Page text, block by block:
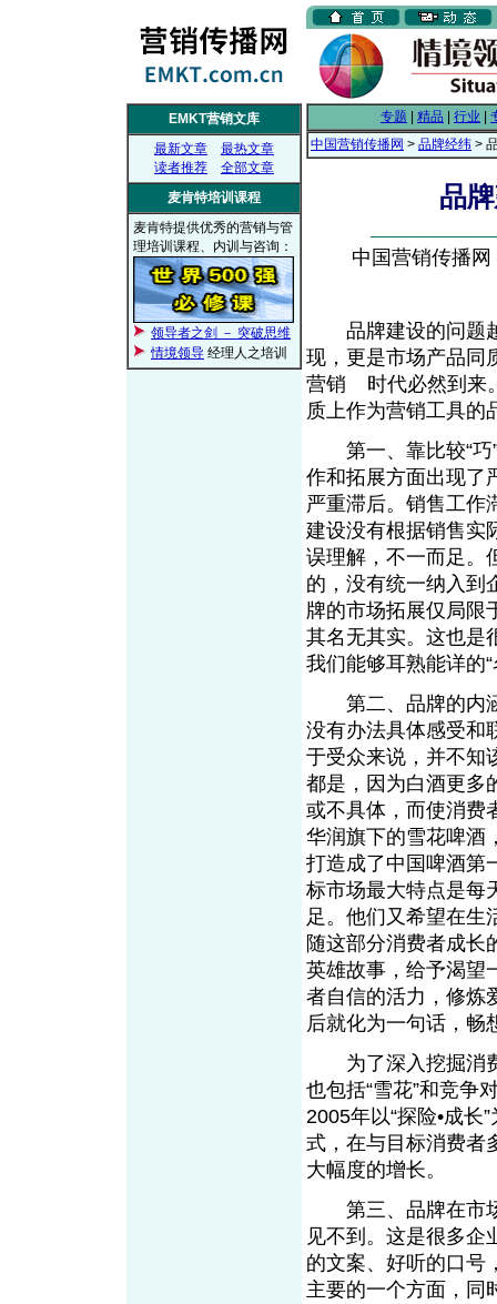
EMKT营销文库
最新文章
最热文章
读者推荐
全部文章
麦肯特培训课程
麦肯特提供优秀的营销与管
理培训课程、内训与咨询：
领导者之剑 － 突破思维
情境领导 经理人之培训
专题 精品 行业
中国营销传播网 > 品牌经纬 >
品
中国营销传播
品牌建设的问题越
现，更是市场产品同
营销
时代必然到来
质上作为营销工具的
第一、靠比较“巧”
作和拓展方面出现了
严重滞后。销售工作
建设没有根据销售实
误理解，不一而足。
的，没有统一纳入到
牌的市场拓展仅局限
其名无其实。这也是
我们能够耳熟能详的
第二、品牌的内涵
没有办法具体感受和
于受众来说，并不知
都是，因为白酒更多
或不具体，而使消费
华润旗下的雪花啤酒
打造成了中国啤酒第
标市场最大特点是每
足。他们又希望在生
随这部分消费者成长
英雄故事，给予渴望
者自信的活力，修炼
后就化为一句话，畅
为了深入挖掘消费
也包括“雪花”和竞争
2005年以“探险•成长
式，在与目标消费者
大幅度的增长。
第三、品牌在市场
见不到。这是很多企
的文案、好听的口号
主要的一个方面，同